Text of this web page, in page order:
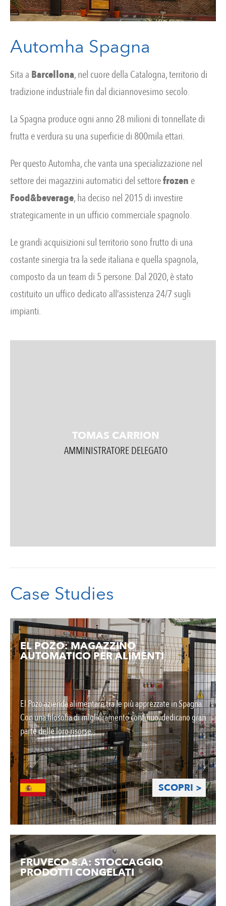
Automha Spagna
Sita a Barcellona, nel cuore della Catalogna, territorio di
tradizione industriale fin dal diciannovesimo secolo.
La Spagna produce ogni anno 28 milioni di tonnellate di
frutta e verdura su una superficie di 800mila ettari.
Per questo Automha, che vanta una specializzazione nel
settore dei magazzini automatici del settorefrozen e
Food&beverage, ha deciso nel 2015 di investire
strategicamente in un ufficio commerciale spagnolo.
Le grandi acquisizioni sul territorio sono frutto di una
costante sinergia tra la sede italiana e quella spagnola,
composto da un team di 5 persone. Dal 2020, è stato
costituito un uffico dedicato all’assistenza 24/7 sugli
impianti.
TOMAS CARRION
AMMINISTRATORE DELEGATO
Case Studies
EL POZO: MAGAZZINO
AUTOMATICO PER ALIMENTI
El Pozo azienda alimentare tra le più apprezzate in Spagna.
Con una filosofia di miglioramento continuo, dedicano gran
parte delle loro risorse.
SCOPRI >
FRUVECO S.A: STOCCAGGIO
PRODOTTI CONGELATI